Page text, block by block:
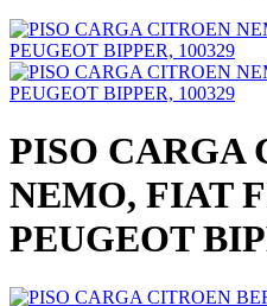
PISO CARGA
NEMO, FIAT
PEUGEOT